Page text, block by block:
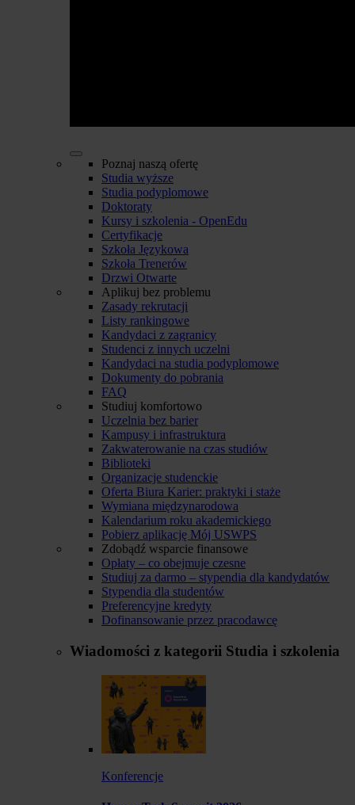
Poznaj naszą ofertę
Studia wyższe
Studia podyplomowe
Doktoraty
Kursy i szkolenia - OpenEdu
Certyfikacje
Szkoła Językowa
Szkoła Trenerów
Drzwi Otwarte
Aplikuj bez problemu
Zasady rekrutacji
Listy rankingowe
Kandydaci z zagranicy
Studenci z innych uczelni
Kandydaci na studia podyplomowe
Dokumenty do pobrania
FAQ
Studiuj komfortowo
Uczelnia bez barier
Kampusy i infrastruktura
Zakwaterowanie na czas studiów
Biblioteki
Organizacje studenckie
Oferta Biura Karier: praktyki i staże
Wymiana międzynarodowa
Kalendarium roku akademickiego
Pobierz aplikację Mój USWPS
Zdobądź wsparcie finansowe
Opłaty – co obejmuje czesne
Studiuj za darmo – stypendia dla kandydatów
Stypendia dla studentów
Preferencyjne kredyty
Dofinansowanie przez pracodawcę
Wiadomości z kategorii Studia i szkolenia
Konferencje